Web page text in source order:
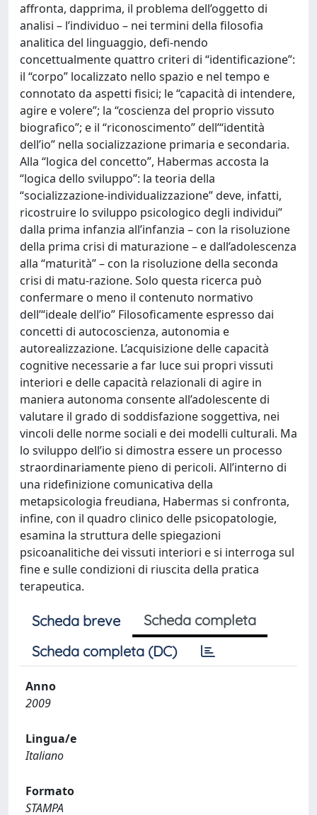
affronta, dapprima, il problema dell’oggetto di
analisi – l’individuo – nei termini della filosofia
analitica del linguaggio, defi-nendo
concettualmente quattro criteri di “identificazione”:
il “corpo” localizzato nello spazio e nel tempo e
connotato da aspetti fisici; le “capacità di intendere,
agire e volere”; la “coscienza del proprio vissuto
biografico”; e il “riconoscimento” dell’“identità
dell’io” nella socializzazione primaria e secondaria.
Alla “logica del concetto”, Habermas accosta la
“logica dello sviluppo”: la teoria della
“socializzazione-individualizzazione” deve, infatti,
ricostruire lo sviluppo psicologico degli individui”
dalla prima infanzia all’infanzia – con la risoluzione
della prima crisi di maturazione – e dall’adolescenza
alla “maturità” – con la risoluzione della seconda
crisi di matu-razione. Solo questa ricerca può
confermare o meno il contenuto normativo
dell’“ideale dell’io” Filosoficamente espresso dai
concetti di autocoscienza, autonomia e
autorealizzazione. L’acquisizione delle capacità
cognitive necessarie a far luce sui propri vissuti
interiori e delle capacità relazionali di agire in
maniera autonoma consente all’adolescente di
valutare il grado di soddisfazione soggettiva, nei
vincoli delle norme sociali e dei modelli culturali. Ma
lo sviluppo dell’io si dimostra essere un processo
straordinariamente pieno di pericoli. All’interno di
una ridefinizione comunicativa della
metapsicologia freudiana, Habermas si confronta,
infine, con il quadro clinico delle psicopatologie,
esamina la struttura delle spiegazioni
psicoanalitiche dei vissuti interiori e si interroga sul
fine e sulle condizioni di riuscita della pratica
terapeutica.
Scheda breve
Scheda completa
Scheda completa (DC)
Anno
2009
Lingua/e
Italiano
Formato
STAMPA